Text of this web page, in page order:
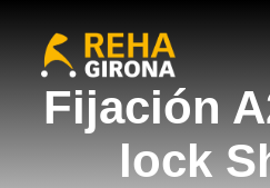
Fijación
lock